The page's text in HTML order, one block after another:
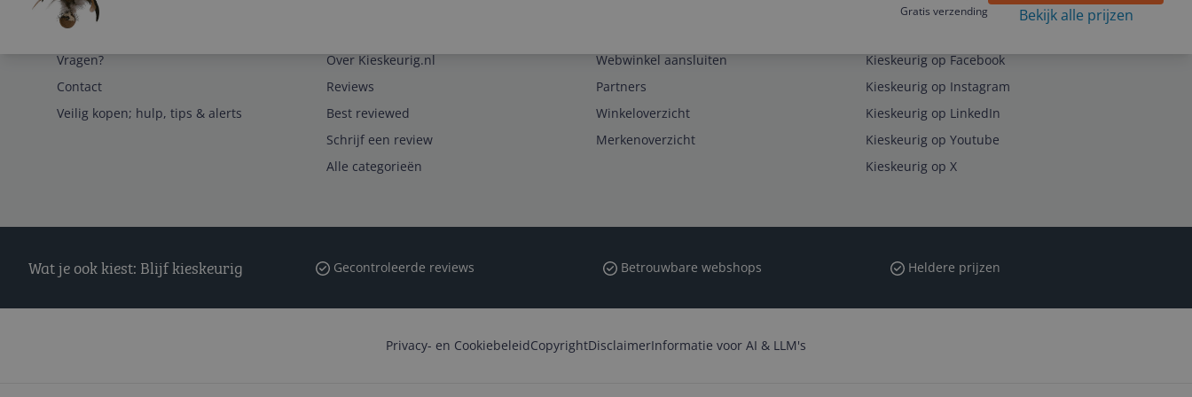
Gratis verzending
Bekijk alle prijzen
Service
Vragen?
Contact
Veilig kopen; hulp, tips & alerts
Over Kieskeurig.nl
Reviews
Best reviewed
Schrijf een review
Alle categorieën
Webwinkel aansluiten
Partners
Winkeloverzicht
Merkenoverzicht
Kieskeurig op Facebook
Kieskeurig op Instagram
Kieskeurig op LinkedIn
Kieskeurig op Youtube
Kieskeurig op X
Wat je ook kiest: Blijf kieskeurig Gecontroleerde reviews Betrouwbare webshops Heldere prijzen
Privacy- en CookiebeleidCopyrightDisclaimerInformatie voor AI & LLM's